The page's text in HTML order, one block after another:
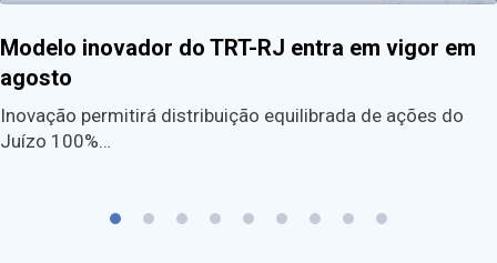
Modelo inovador do TRT-RJ entra em vigor em
agosto
Inovação permitirá distribuição equilibrada de ações do
Juízo 100%…